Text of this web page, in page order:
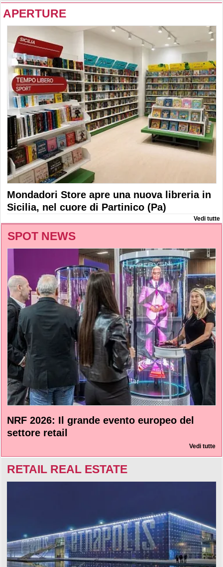
APERTURE
Mondadori Store apre una nuova libreria in
Sicilia, nel cuore di Partinico (Pa)
Vedi tutte
SPOT NEWS
NRF 2026: Il grande evento europeo del
settore retail
Vedi tutte
RETAIL REAL ESTATE